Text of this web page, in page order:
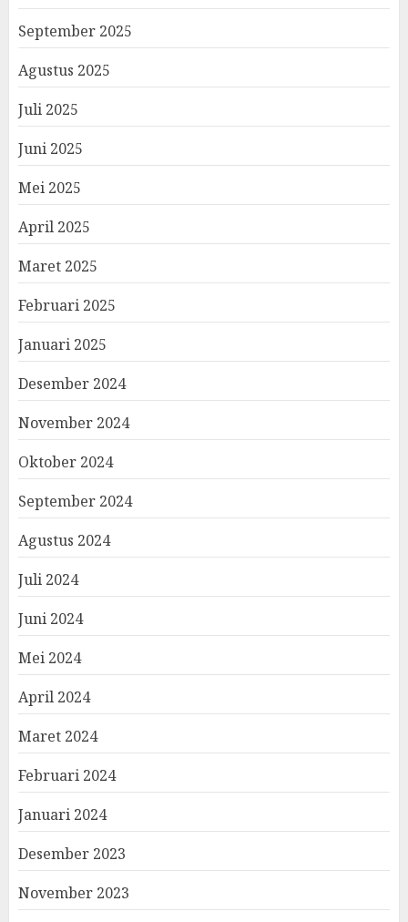
September 2025
Agustus 2025
Juli 2025
Juni 2025
Mei 2025
April 2025
Maret 2025
Februari 2025
Januari 2025
Desember 2024
November 2024
Oktober 2024
September 2024
Agustus 2024
Juli 2024
Juni 2024
Mei 2024
April 2024
Maret 2024
Februari 2024
Januari 2024
Desember 2023
November 2023